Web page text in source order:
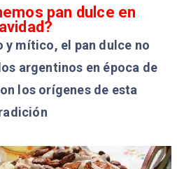
pan dulce en
y mítico, el pan dulce no
argentinos en época de
los orígenes de esta